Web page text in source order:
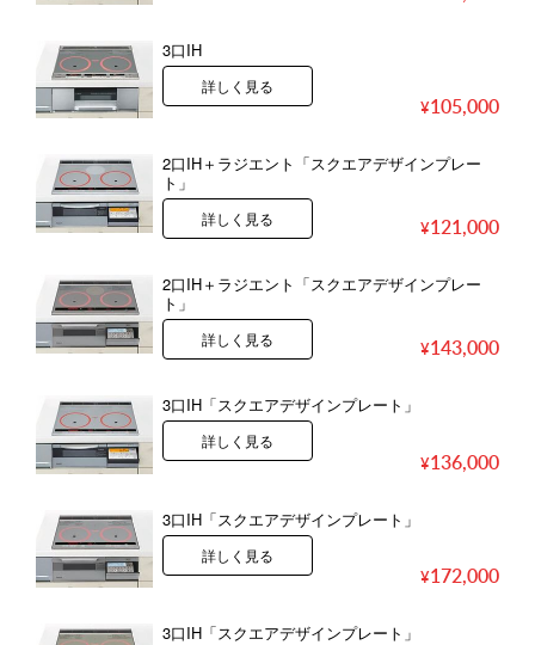
3口IH
詳しく見る
105,000
2口IH＋ラジエント「スクエアデザインプレー
ト」
詳しく見る 121,000
2口IH＋ラジエント「スクエアデザインプレー
ト」
詳しく見る 143,000
3口IH「スクエアデザインプレート」
詳しく見る
136,000
3口IH「スクエアデザインプレート」
詳しく見る
172,000
3口IH「スクエアデザインプレート」